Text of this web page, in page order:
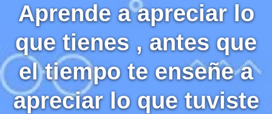
Aprende a apreciar lo
que tienes , antes que
el tiempo te enseñe a
apreciar lo que tuviste